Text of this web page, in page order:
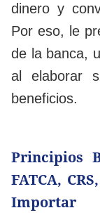
dinero y
Por eso, le
de la banca,
al elaborar
beneficios.
Principios
FATCA,
Importar